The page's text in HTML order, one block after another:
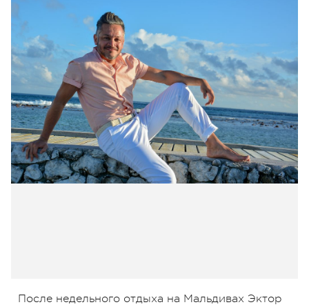
После недельного отдыха на Мальдивах Эктор